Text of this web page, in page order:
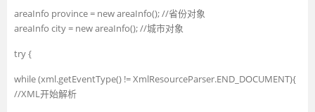
areaInfo province = new areaInfo(); //省份对象
areaInfo city = new areaInfo(); //城市对象
try {
while (xml.getEventType() != XmlResourceParser.END_DOCUMENT){
//XML开始解析